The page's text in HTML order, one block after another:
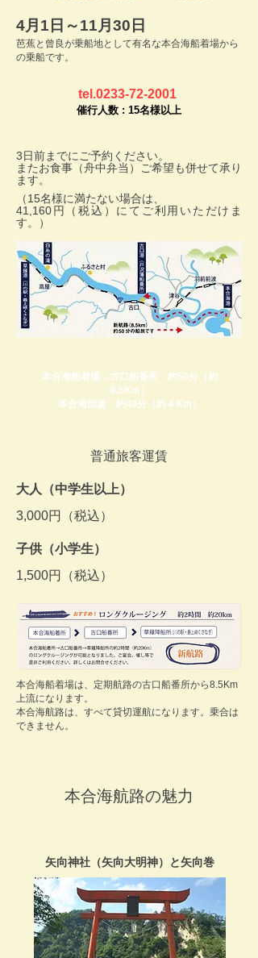
4月1日～11月30日
芭蕉と曾良が乗船地として有名な本合海船着場から
の乗船です。
催行人数 : 15名様以上
tel.0233-72-2001
3日前までにご予約ください。
またお食事（舟中弁当）ご希望も併せて承り
ます。
（15名様に満たない場合は、
41,160円（税込）にてご利用いただけま
す。）
本合海船着場→古口船番所 約50分（約
8.5Km）
本合海回遊 約40分（約４Km）
普通旅客運賃
大人（中学生以上）
3,000円（税込）
子供（小学生）
1,500円（税込）
本合海船着場は、定期航路の古口船番所から8.5Km
上流になります。
本合海航路は、すべて貸切運航になります。乗合は
できません。
本合海航路の魅力
矢向神社（矢向大明神）と矢向巻